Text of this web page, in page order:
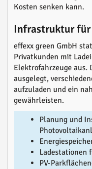
Kosten senken kann.
Infrastruktur
effexx green GmbH
Privatkunden mit
Elektrofahrzeuge aus.
ausgelegt,
aufzuladen und ein
gewährleisten.
Planung und
Ladestationen
PV-